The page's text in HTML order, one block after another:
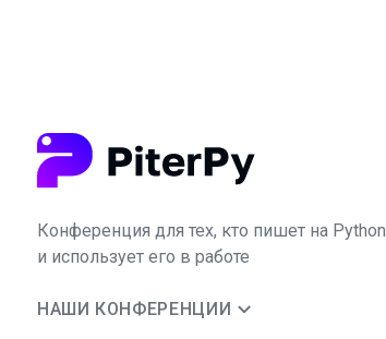
Конференция для тех, кто пишет на Python
и использует его в работе
НАШИ КОНФЕРЕНЦИИ